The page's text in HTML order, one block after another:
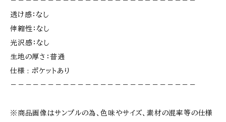
透け感：なし
伸縮性：なし
光沢感：なし
生地の厚さ：普通
仕様 : ポケットあり
－－－－－－－－－－－－－－－－－－－－－－－－－
※商品画像はサンプルの為、色味やサイズ、素材の混率等の仕様